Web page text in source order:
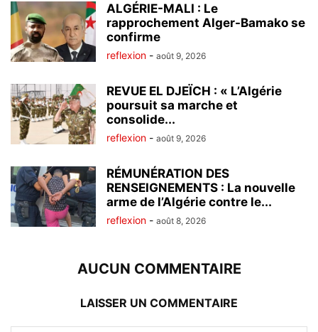
ALGÉRIE-MALI : Le
rapprochement Alger-Bamako se
confirme
reflexion - août 9, 2026
REVUE EL DJEÏCH : « L’Algérie
poursuit sa marche et
consolide...
reflexion - août 9, 2026
RÉMUNÉRATION DES
RENSEIGNEMENTS : La nouvelle
arme de l’Algérie contre le...
reflexion - août 8, 2026
AUCUN COMMENTAIRE
LAISSER UN COMMENTAIRE